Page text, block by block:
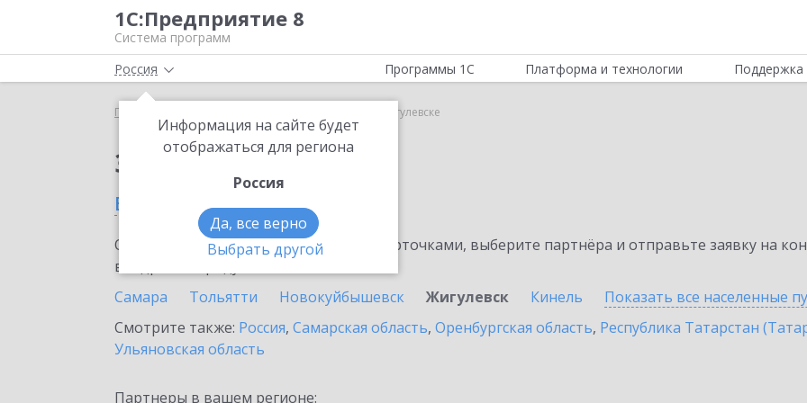
1С:Предприятие 8
Система программ
Россия
Информация на сайте будет
отображаться для региона
Россия
Да, все верно
Выбрать другой
Программы 1С Платформа и технологии Поддержка
Главная 1С-ЭДО в Жигулевске
Заказать 1С-ЭДО
в Жигулевске
Ознакомьтесь с информационными карточками, выберите партнёра и отправьте заявку на
внедрение продукта.
Самара
Тольятти Новокуйбышевск Жигулевск Кинель Показать все населенные
Смотрите также: Россия, Самарская область, Оренбургская область, Республика Татарстан
Ульяновская область
Партнеры в вашем регионе: